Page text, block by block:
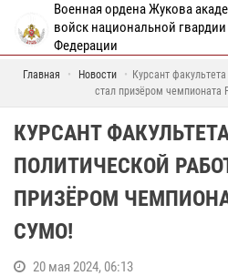
Военная ордена Жукова
войск национальной
Федерации
Главная Новости
Курсант
стал призёром чемпионата
КУРСАНТ
ПОЛИТИЧЕСКОЙ
ПРИЗЁРОМ
СУМО!
20 мая 2024, 06:13